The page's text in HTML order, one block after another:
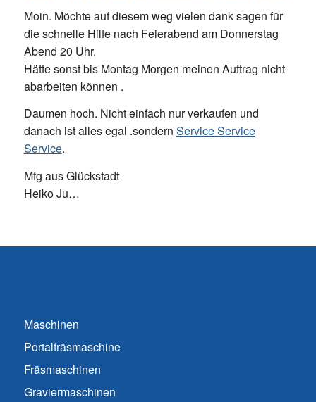
Moin. Möchte auf diesem weg vielen dank sagen für
die schnelle Hilfe nach Feierabend am Donnerstag
Abend 20 Uhr.
Hätte sonst bis Montag Morgen meinen Auftrag nicht
abarbeiten können .
Daumen hoch. Nicht einfach nur verkaufen und
danach ist alles egal .sondern Service Service
Service.
Mfg aus Glückstadt
Heiko Ju…
Maschinen
Portalfräsmaschine
Fräsmaschinen
Graviermaschinen